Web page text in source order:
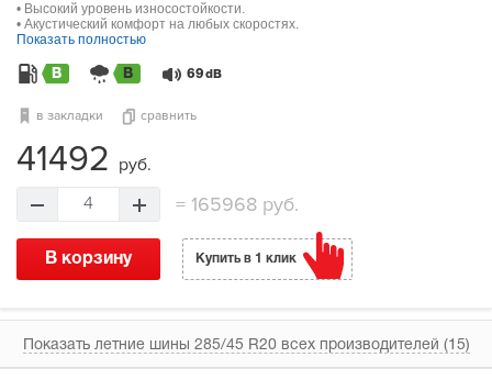
• Высокий уровень износостойкости.
• Акустический комфорт на любых скоростях.
Показать полностью
B B 69 dB
в закладки сравнить
41492 руб.
4 =165968 руб.
В корзину Купить в 1 клик
Показать летние шины 285/45 R20 всех производителей (15)